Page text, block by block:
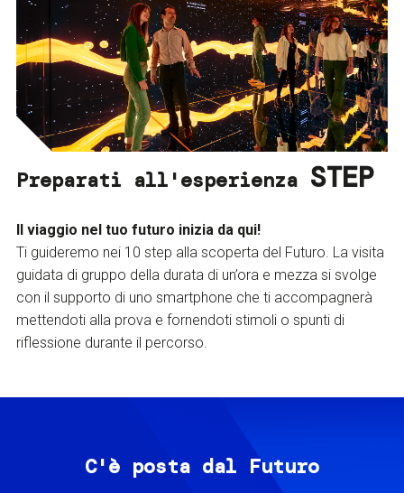
Preparati all'esperienza STEP
Il viaggio nel tuo futuro inizia da qui!
Ti guideremo nei 10 step alla scoperta del Futuro. La visita
guidata di gruppo della durata di un’ora e mezza si svolge
con il supporto di uno smartphone che ti accompagnerà
mettendoti alla prova e fornendoti stimoli o spunti di
riflessione durante il percorso.
C'è posta dal Futuro